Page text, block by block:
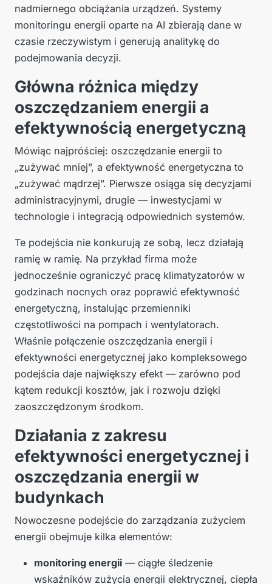
nadmiernego obciążania urządzeń. Systemy
monitoringu energii oparte na AI zbierają dane w
czasie rzeczywistym i generują analitykę do
podejmowania decyzji.
Główna różnica między
oszczędzaniem energii a
efektywnością energetyczną
Mówiąc najpróściej: oszczędzanie energii to
„zużywać mniej”, a efektywność energetyczna to
„zużywać mądrzej”. Pierwsze osiąga się decyzjami
administracyjnymi, drugie — inwestycjami w
technologie i integracją odpowiednich systemów.
Te podejścia nie konkurują ze sobą, lecz działają
ramię w ramię. Na przykład firma może
jednocześnie ograniczyć pracę klimatyzatorów w
godzinach nocnych oraz poprawić efektywność
energetyczną, instalując przemienniki
częstotliwości na pompach i wentylatorach.
Właśnie połączenie oszczędzania energii i
efektywności energetycznej jako kompleksowego
podejścia daje największy efekt — zarówno pod
kątem redukcji kosztów, jak i rozwoju dzięki
zaoszczędzonym środkom.
Działania z zakresu
efektywności energetycznej i
oszczędzania energii w
budynkach
Nowoczesne podejście do zarządzania zużyciem
energii obejmuje kilka elementów:
monitoring energii — ciągłe śledzenie
wskaźników zużycia energii elektrycznej, ciepła